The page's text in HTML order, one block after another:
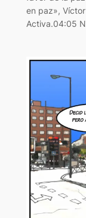
en paz»,
Activa.04:05